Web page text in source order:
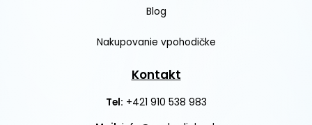
Blog
Nakupovanie vpohodičke
Kontakt
Tel: +421 910 538 983